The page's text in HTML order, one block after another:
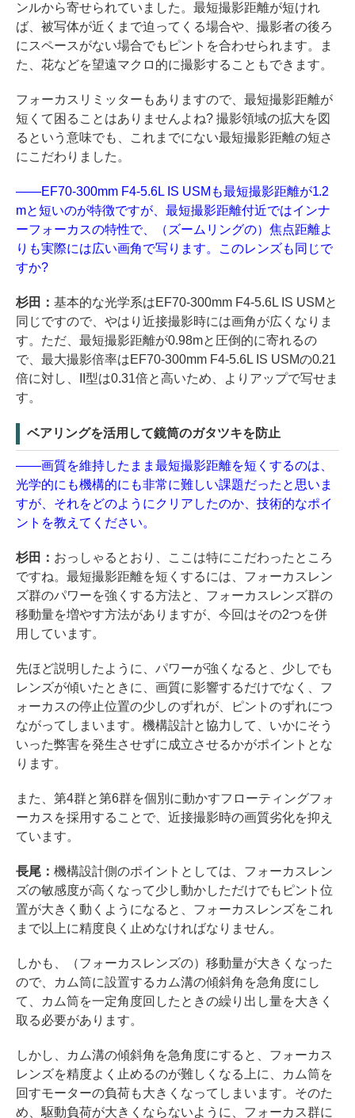
ンルから寄せられていました。最短撮影距離が短けれ
ば、被写体が近くまで迫ってくる場合や、撮影者の後ろ
にスペースがない場合でもピントを合わせられます。ま
た、花などを望遠マクロ的に撮影することもできます。
フォーカスリミッターもありますので、最短撮影距離が
短くて困ることはありませんよね? 撮影領域の拡大を図
るという意味でも、これまでにない最短撮影距離の短さ
にこだわりました。
――EF70-300mm F4-5.6L IS USMも最短撮影距離が1.2
mと短いのが特徴ですが、最短撮影距離付近ではインナ
ーフォーカスの特性で、（ズームリングの）焦点距離よ
りも実際には広い画角で写ります。このレンズも同じで
すか?
杉田： 基本的な光学系はEF70-300mm F4-5.6L IS USMと
同じですので、やはり近接撮影時には画角が広くなりま
す。ただ、最短撮影距離が0.98mと圧倒的に寄れるの
で、最大撮影倍率はEF70-300mm F4-5.6L IS USMの0.21
倍に対し、II型は0.31倍と高いため、よりアップで写せま
す。
ベアリングを活用して鏡筒のガタツキを防止
――画質を維持したまま最短撮影距離を短くするのは、
光学的にも機構的にも非常に難しい課題だったと思いま
すが、それをどのようにクリアしたのか、技術的なポイ
ントを教えてください。
杉田： おっしゃるとおり、ここは特にこだわったところ
ですね。最短撮影距離を短くするには、フォーカスレン
ズ群のパワーを強くする方法と、フォーカスレンズ群の
移動量を増やす方法がありますが、今回はその2つを併
用しています。
先ほど説明したように、パワーが強くなると、少しでも
レンズが傾いたときに、画質に影響するだけでなく、フ
ォーカスの停止位置の少しのずれが、ピントのずれにつ
ながってしまいます。機構設計と協力して、いかにそう
いった弊害を発生させずに成立させるかがポイントとな
ります。
また、第4群と第6群を個別に動かすフローティングフォ
ーカスを採用することで、近接撮影時の画質劣化を抑え
ています。
長尾： 機構設計側のポイントとしては、フォーカスレン
ズの敏感度が高くなって少し動かしただけでもピント位
置が大きく動くようになると、フォーカスレンズをこれ
まで以上に精度良く止めなければなりません。
しかも、（フォーカスレンズの）移動量が大きくなった
ので、カム筒に設置するカム溝の傾斜角を急角度にし
て、カム筒を一定角度回したときの繰り出し量を大きく
取る必要があります。
しかし、カム溝の傾斜角を急角度にすると、フォーカス
レンズを精度よく止めるのが難しくなる上に、カム筒を
回すモーターの負荷も大きくなってしまいます。そのた
め、駆動負荷が大きくならないように、フォーカス群に